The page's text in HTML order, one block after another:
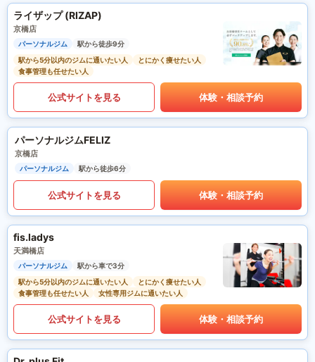
ライザップ (RIZAP)
京橋店
パーソナルジム
駅から徒歩9分
駅から5分以内のジムに通いたい人
とにかく痩せたい人
食事管理も任せたい人
公式サイトを見る 体験・相談予約
パーソナルジムFELIZ
京橋店
パーソナルジム 駅から徒歩6分
公式サイトを見る 体験・相談予約
fis.ladys
天満橋店
パーソナルジム
駅から車で3分
駅から5分以内のジムに通いたい人
とにかく痩せたい人
食事管理も任せたい人
女性専用ジムに通いたい人
公式サイトを見る 体験・相談予約